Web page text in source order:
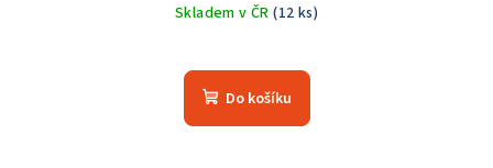
Skladem v ČR(12 ks)
Do košíku